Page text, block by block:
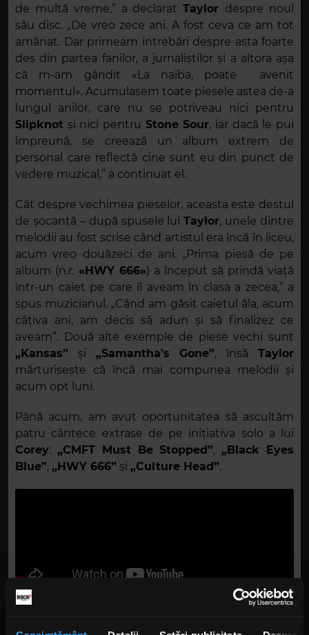
de multă vreme,” a declaratTaylor despre noul
său disc. „De vreo zece ani. A fost ceva ce am tot
amânat. Dar primeam întrebări despre asta foarte
des din partea fanilor, a jurnaliștilor și a altora așa
că m-am gândit «La naiba, poate avenit
momentul». Acumulasem toate piesele astea de-a
lungul anilor, care nu se potriveau nici pentru
Slipknot și nici pentru Stone Sour, iar dacă le pui
împreună, se creează un album extrem de
personal care reflectă cine sunt eu din punct de
vedere muzical,” a continuat el.
Cât despre vechimea pieselor, aceasta este destul
de șocantă – după spusele luiTaylor, unele dintre
melodii au fost scrise când artistul era încă în liceu,
acum vreo douăzeci de ani. „Prima piesă de pe
album (n.r. «HWY 666») a început să prindă viață
într-un caiet pe care îl aveam în clasa a zecea,” a
spus muzicianul. „Când am găsit caietul ăla, acum
câțiva ani, am decis să adun și să finalizez ce
aveam”. Două alte exemple de piese vechi sunt
„Kansas” și „Samantha’s Gone”, însăTaylor
mărturisește că încă mai compunea melodii și
acum opt luni.
Până acum, am avut oportunitatea să ascultăm
patru cântece extrase de pe inițiativa solo a lui
Corey: „CMFT Must Be Stopped”,„Black Eyes
Blue”, „HWY 666” și „Culture Head”.